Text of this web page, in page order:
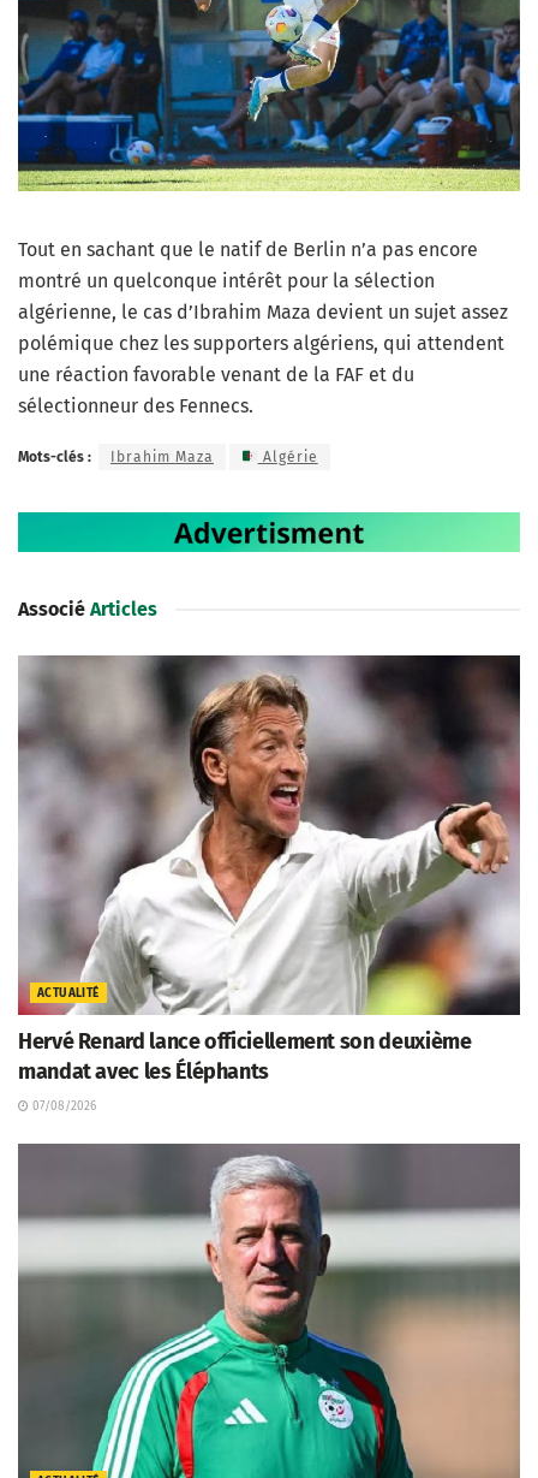
Tout en sachant que le natif de Berlin n’a pas encore
montré un quelconque intérêt pour la sélection
algérienne, le cas d’Ibrahim Maza devient un sujet assez
polémique chez les supporters algériens, qui attendent
une réaction favorable venant de la FAF et du
sélectionneur des Fennecs.
Mots-clés : Ibrahim Maza Algérie
Associé Articles
ACTUALITÉ
Hervé Renard lance officiellement son deuxième
mandat avec les Éléphants
07/08/2026